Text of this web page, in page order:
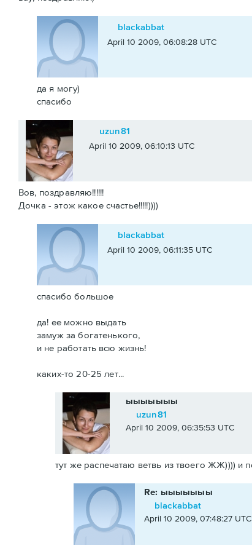
blackabbat
April 10 2009, 06:08:28 UTC
да я могу)
спасибо
uzun81
April 10 2009, 06:10:13 UTC
Вов, поздравляю!!!!!!
Дочка - этож какое счастье!!!!!))))
blackabbat
April 10 2009, 06:11:35 UTC
спасибо большое
да! ее можно выдать
замуж за богатенького,
и не работать всю жизнь!
каких-то 20-25 лет...
ыыыыыыы
uzun81
April 10 2009, 06:35:53 UTC
тут же распечатаю ветвь из твоего ЖЖ)))) и
Re: ыыыыыыы
blackabbat
April 10 2009, 07:48:27 UTC